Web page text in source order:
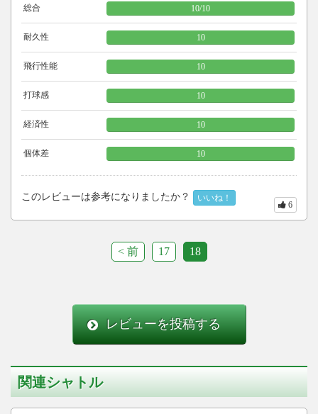
総合 10/10
耐久性 10
飛行性能 10
打球感 10
経済性 10
個体差 10
このレビューは参考になりましたか？ いいね！
6
< 前 17 18
レビューを投稿する
関連シャトル